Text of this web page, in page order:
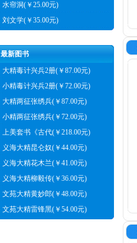
水帘洞(￥25.00元)
刘文学(￥35.00元)
最新图书
大精毒计兴兵2册(￥87.00元)
小精毒计兴兵2册(￥72.00元)
大精两征张绣兵(￥87.00元)
小精两征张绣兵(￥72.00元)
上美套书《古代(￥218.00元)
义海大精昆仑奴(￥44.00元)
义海大精花木兰(￥41.00元)
义海大精柳毅传(￥36.00元)
文苑大精黄妙郎(￥48.00元)
文苑大精雷锋黑(￥54.00元)